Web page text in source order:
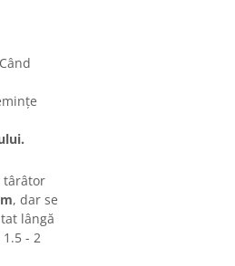
târâtor
, dar se
lângă
- 2